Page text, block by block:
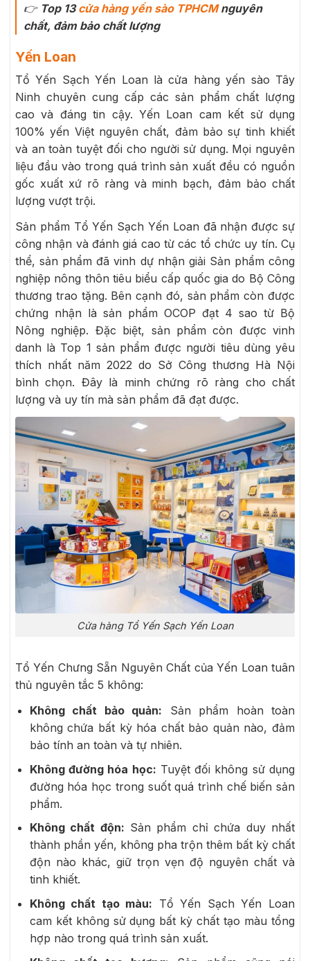
👉Top 13cửa hàng yến sào TPHCMnguyên
chất, đảm bảo chất lượng
Yến Loan
Tổ Yến Sạch Yến Loan là cửa hàng yến sào Tây
Ninh chuyên cung cấp các sản phẩm chất lượng
cao và đáng tin cậy. Yến Loan cam kết sử dụng
100% yến Việt nguyên chất, đảm bảo sự tinh khiết
và an toàn tuyệt đối cho người sử dụng. Mọi nguyên
liệu đầu vào trong quá trình sản xuất đều có nguồn
gốc xuất xứ rõ ràng và minh bạch, đảm bảo chất
lượng vượt trội.
Sản phẩm Tổ Yến Sạch Yến Loan đã nhận được sự
công nhận và đánh giá cao từ các tổ chức uy tín. Cụ
thể, sản phẩm đã vinh dự nhận giải Sản phẩm công
nghiệp nông thôn tiêu biểu cấp quốc gia do Bộ Công
thương trao tặng. Bên cạnh đó, sản phẩm còn được
chứng nhận là sản phẩm OCOP đạt 4 sao từ Bộ
Nông nghiệp. Đặc biệt, sản phẩm còn được vinh
danh là Top 1 sản phẩm được người tiêu dùng yêu
thích nhất năm 2022 do Sở Công thương Hà Nội
bình chọn. Đây là minh chứng rõ ràng cho chất
lượng và uy tín mà sản phẩm đã đạt được.
Cửa hàng Tổ Yến Sạch Yến Loan
Tổ Yến Chưng Sẵn Nguyên Chất của Yến Loan tuân
thủ nguyên tắc 5 không:
Không chất bảo quản: Sản phẩm hoàn toàn
không chứa bất kỳ hóa chất bảo quản nào, đảm
bảo tính an toàn và tự nhiên.
Không đường hóa học: Tuyệt đối không sử dụng
đường hóa học trong suốt quá trình chế biến sản
phẩm.
Không chất độn: Sản phẩm chỉ chứa duy nhất
thành phần yến, không pha trộn thêm bất kỳ chất
độn nào khác, giữ trọn vẹn độ nguyên chất và
tinh khiết.
Không chất tạo màu: Tổ Yến Sạch Yến Loan
cam kết không sử dụng bất kỳ chất tạo màu tổng
hợp nào trong quá trình sản xuất.